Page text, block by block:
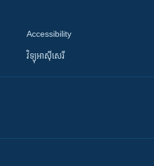
Accessibility
វិទ្យុ​អាស៊ី​សេរី